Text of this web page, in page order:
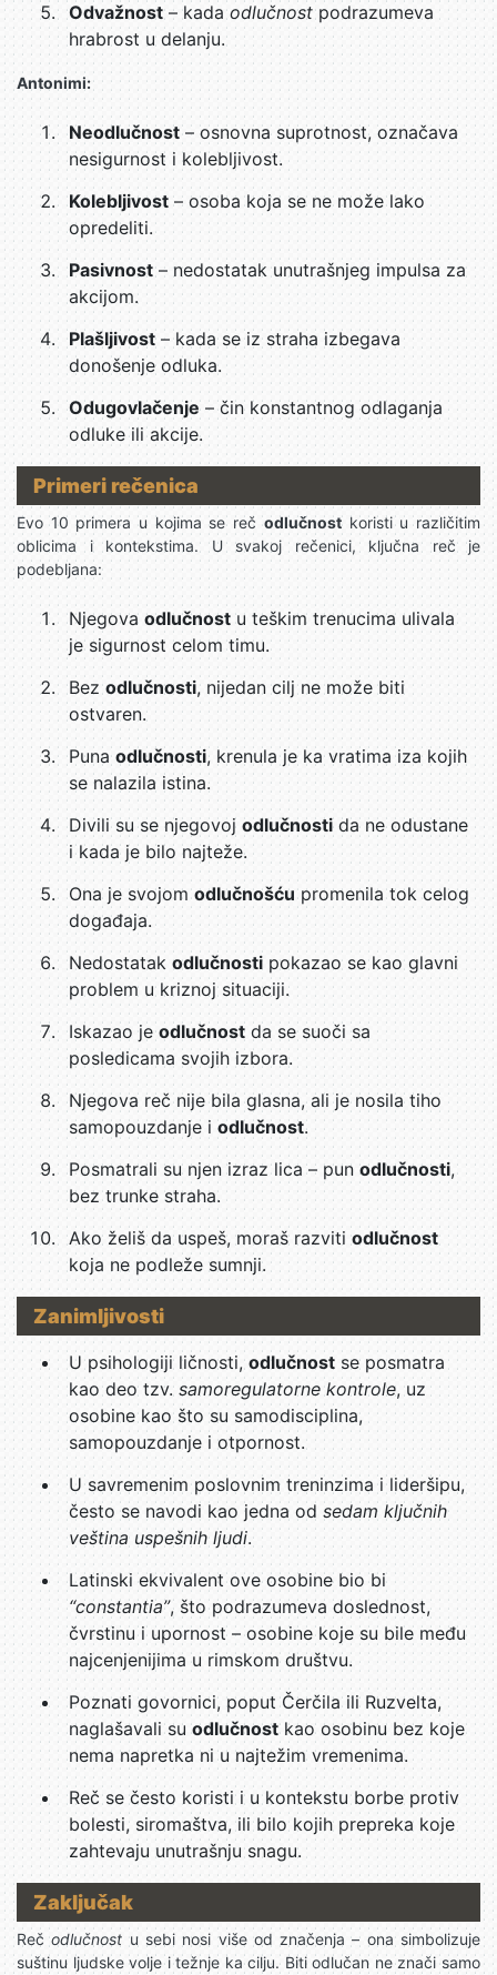
Odvažnost– kadaodlučnostpodrazumeva
hrabrost u delanju.
Antonimi:
Neodlučnost– osnovna suprotnost, označava
nesigurnost i kolebljivost.
Kolebljivost – osoba koja se ne može lako
opredeliti.
Pasivnost– nedostatak unutrašnjeg impulsa za
akcijom.
Plašljivost– kada se iz straha izbegava
donošenje odluka.
Odugovlačenje– čin konstantnog odlaganja
odluke ili akcije.
Primeri rečenica
Evo 10 primera u kojima se rečodlučnostkoristi u različitim
oblicima i kontekstima. U svakoj rečenici, ključna reč je
podebljana:
Njegova odlučnost u teškim trenucima ulivala
je sigurnost celom timu.
Bezodlučnosti, nijedan cilj ne može biti
ostvaren.
Punaodlučnosti, krenula je ka vratima iza kojih
se nalazila istina.
Divili su se njegovoj odlučnostida ne odustane
i kada je bilo najteže.
Ona je svojomodlučnošćupromenila tok celog
događaja.
Nedostatak odlučnosti pokazao se kao glavni
problem u kriznoj situaciji.
Iskazao jeodlučnost da se suoči sa
posledicama svojih izbora.
Njegova reč nije bila glasna, ali je nosila tiho
samopouzdanje i odlučnost.
Posmatrali su njen izraz lica – pun odlučnosti,
bez trunke straha.
Ako želiš da uspeš, moraš razvitiodlučnost
koja ne podleže sumnji.
Zanimljivosti
U psihologiji ličnosti,odlučnost se posmatra
kao deo tzv. samoregulatorne kontrole, uz
osobine kao što su samodisciplina,
samopouzdanje i otpornost.
U savremenim poslovnim treninzima i lideršipu,
često se navodi kao jedna od sedam ključnih
veština uspešnih ljudi.
Latinski ekvivalent ove osobine bio bi
“constantia”, što podrazumeva doslednost,
čvrstinu i upornost – osobine koje su bile među
najcenjenijima u rimskom društvu.
Poznati govornici, poput Čerčila ili Ruzvelta,
naglašavali suodlučnostkao osobinu bez koje
nema napretka ni u najtežim vremenima.
Reč se često koristi i u kontekstu borbe protiv
bolesti, siromaštva, ili bilo kojih prepreka koje
zahtevaju unutrašnju snagu.
Zaključak
Rečodlučnost u sebi nosi više od značenja – ona simbolizuje
suštinu ljudske volje i težnje ka cilju. Biti odlučan ne znači samo